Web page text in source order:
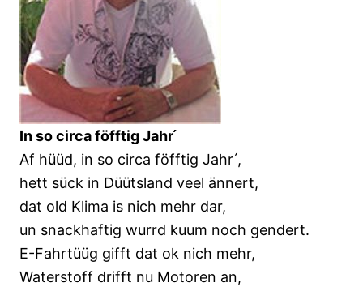
In so circa föfftig Jahr ́
Af hüüd, in so circa föfftig Jahr ́,
hett sück in Düütsland veel ännert,
dat old Klima is nich mehr dar,
un snackhaftig wurrd kuum noch gendert.
E-Fahrtüüg gifft dat ok nich mehr,
Waterstoff drifft nu Motoren an,